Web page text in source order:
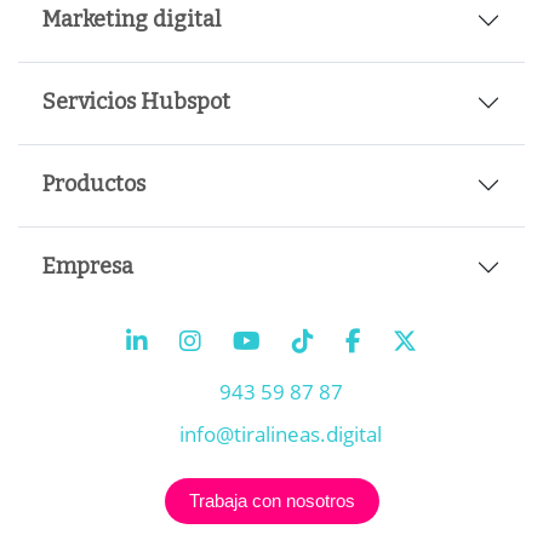
Marketing digital
Servicios Hubspot
Productos
Empresa
943 59 87 87
info@tiralineas.digital
Trabaja con nosotros